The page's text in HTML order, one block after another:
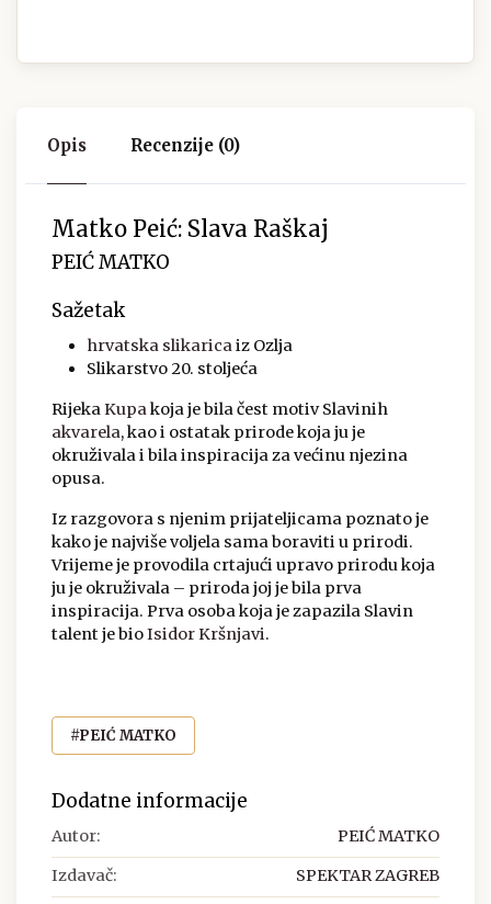
Opis Recenzije (0)
Matko Peić: Slava Raškaj
PEIĆ MATKO
Sažetak
hrvatska slikaricaiz Ozlja
Slikarstvo 20. stoljeća
RijekaKupakoja je bila čest motiv Slavinih
akvarela, kao i ostatak prirode koja ju je
okruživala i bila inspiracija za većinu njezina
opusa.
Iz razgovora s njenim prijateljicama poznato je
kako je najviše voljela sama boraviti u prirodi.
Vrijeme je provodila crtajući upravo prirodu koja
ju je okruživala – priroda joj je bila prva
inspiracija. Prva osoba koja je zapazila Slavin
talent je bioIsidor Kršnjavi.
#PEIĆ MATKO
Dodatne informacije
Autor: PEIĆ MATKO
Izdavač: SPEKTAR ZAGREB